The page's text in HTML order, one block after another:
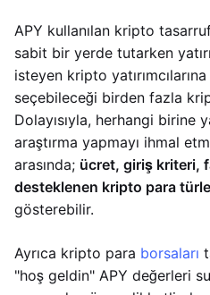
APY kullanılan kripto
sabit bir yerde tutarken
isteyen kripto
seçebileceği birden fazla
Dolayısıyla, herhangi birine
araştırma yapmayı ihmal
arasında; ücret, giriş kriteri,
desteklenen kripto para
gösterebilir.
Ayrıca kripto para borsaları
"hoş geldin" APY değerleri